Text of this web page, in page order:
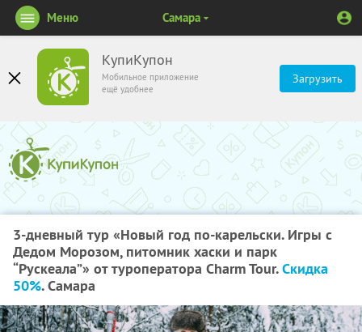
КупиКупон
Мобильное приложение
ещё удобнее
Загрузить
Меню Самара
3-дневный тур «Новый год по-карельски. Игры с
Дедом Морозом, питомник хаски и парк
“Рускеала”» от туроператора Charm Tour.Скидка
50%. Самара